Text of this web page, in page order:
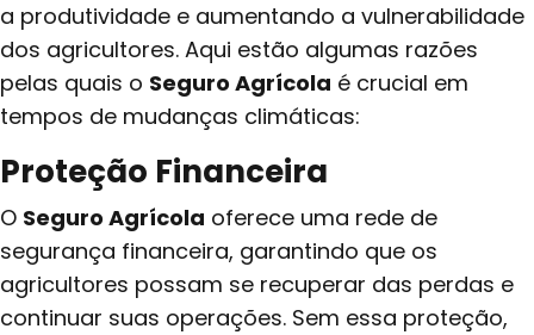
a produtividade e aumentando a vulnerabilidade
dos agricultores. Aqui estão algumas razões
pelas quais o Seguro Agrícola é crucial em
tempos de mudanças climáticas:
Proteção Financeira
O Seguro Agrícola oferece uma rede de
segurança financeira, garantindo que os
agricultores possam se recuperar das perdas e
continuar suas operações. Sem essa proteção,